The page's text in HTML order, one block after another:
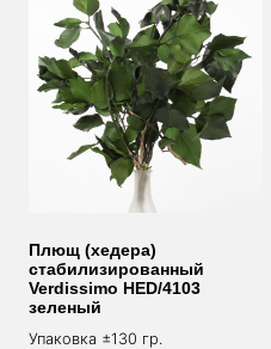
Плющ (хедера)
стабилизированный
Verdissimo HED/4103
зеленый
Упаковка ±130 гр.